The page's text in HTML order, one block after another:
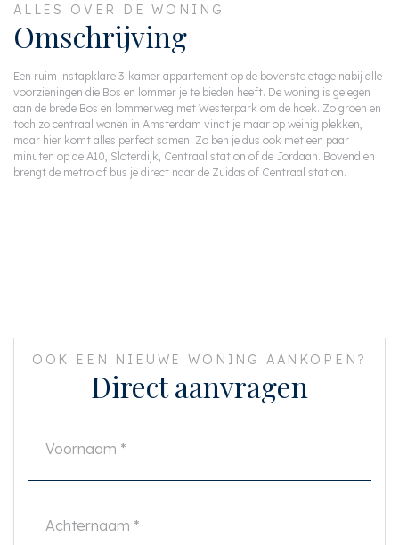
ALLES OVER DE WONING
Omschrijving
Een ruim instapklare 3-kamer appartement op de bovenste etage nabij alle
voorzieningen die Bos en lommer je te bieden heeft. De woning is gelegen
aan de brede Bos en lommerweg met Westerpark om de hoek. Zo groen en
toch zo centraal wonen in Amsterdam vindt je maar op weinig plekken,
maar hier komt alles perfect samen. Zo ben je dus ook met een paar
minuten op de A10, Sloterdijk, Centraal station of de Jordaan. Bovendien
brengt de metro of bus je direct naar de Zuidas of Centraal station.
OOK EEN NIEUWE WONING AANKOPEN?
Direct aanvragen